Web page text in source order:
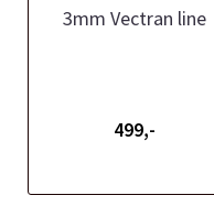
3mm Vectran line
499,-